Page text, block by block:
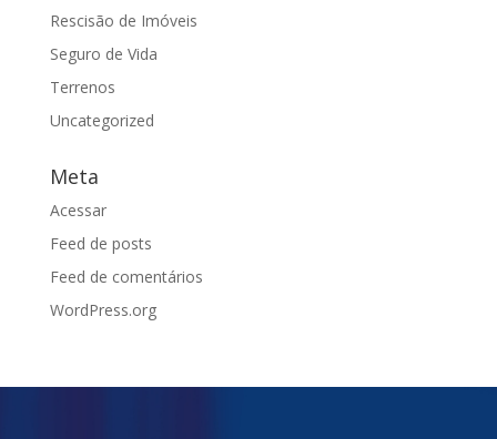
Rescisão de Imóveis
Seguro de Vida
Terrenos
Uncategorized
Meta
Acessar
Feed de posts
Feed de comentários
WordPress.org